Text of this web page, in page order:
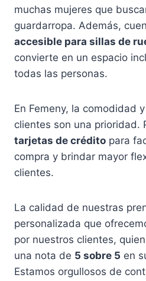
muchas mujeres que
guardarropa. Además,
accesible para sillas de
convierte en un espacio
todas las personas.
En Femeny, la comodidad
clientes son una prioridad.
tarjetas de crédito para
compra y brindar mayor
clientes.
La calidad de nuestras
personalizada que
por nuestros clientes,
una nota de 5 sobre 5 en
Estamos orgullosos de